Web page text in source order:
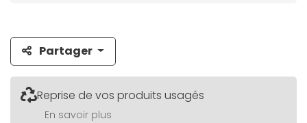
Partager
Reprise de vos produits usagés
En savoir plus